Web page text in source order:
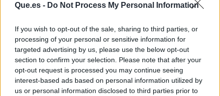
Que.es - Do Not Process My Personal Information
If you wish to opt-out of the sale, sharing to third parties, or
processing of your personal or sensitive information for
targeted advertising by us, please use the below opt-out
section to confirm your selection. Please note that after your
opt-out request is processed you may continue seeing
interest-based ads based on personal information utilized by
us or personal information disclosed to third parties prior to